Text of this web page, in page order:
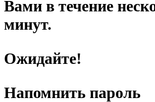
Вами в течение
минут.
Ожидайте!
Напомнить пароль